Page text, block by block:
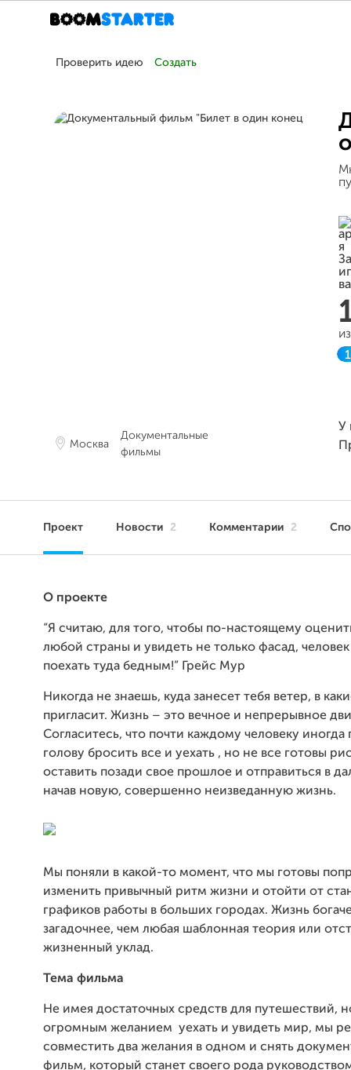
Проверить идею Создать
Москва
Документальные
фильмы
У
Проект Новости 2 Комментарии 2
О проекте
“Я считаю, для того, чтобы по-настоящему
любой страны и увидеть не только фасад,
поехать туда бедным!” Грейс Мур
Никогда не знаешь, куда занесет тебя ветер, в
пригласит. Жизнь – это вечное и непрерывное
Согласитесь, что почти каждому человеку иногда
голову бросить все и уехать , но не все готовы
оставить позади свое прошлое и отправиться в
начав новую, совершенно неизведанную жизнь.
Мы поняли в какой-то момент, что мы готовы
изменить привычный ритм жизни и отойти от
графиков работы в больших городах. Жизнь
загадочнее, чем любая шаблонная теория или
жизненный уклад.
Тема фильма
Не имея достаточных средств для путешествий,
огромным желанием уехать и увидеть мир, мы
совместить два желания в одном и снять
фильм, который станет своего рода